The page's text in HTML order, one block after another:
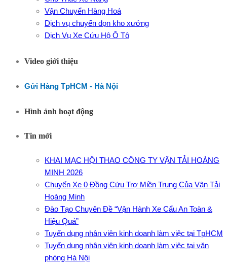
Vận Chuyển Hàng Hoá
Dịch vụ chuyển dọn kho xưởng
Dịch Vụ Xe Cứu Hộ Ô Tô
Video giới thiệu
Gửi Hàng TpHCM - Hà Nội
Hình ảnh hoạt động
Tin mới
KHAI MẠC HỘI THAO CÔNG TY VẬN TẢI HOÀNG
MINH 2026
Chuyến Xe 0 Đồng Cứu Trợ Miền Trung Của Vận Tải
Hoàng Minh
Đào Tạo Chuyên Đề “Vận Hành Xe Cẩu An Toàn &
Hiệu Quả”
Tuyển dụng nhân viên kinh doanh làm việc tại TpHCM
Tuyển dụng nhân viên kinh doanh làm việc tại văn
phòng Hà Nội